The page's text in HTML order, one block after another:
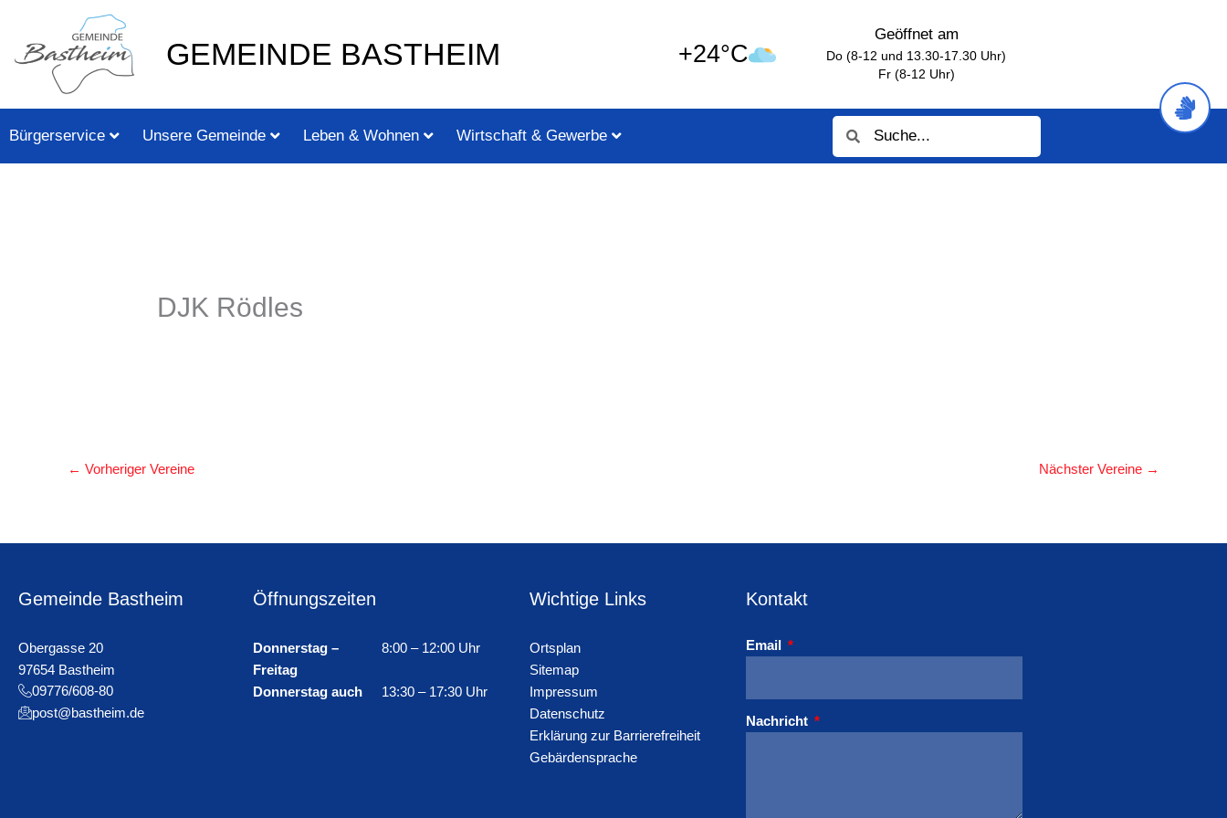
springen
GEMEINDE BASTHEIM +24°C
Geöffnet am
Do (8-12 und 13.30-17.30 Uhr)
Fr (8-12 Uhr)
Bürgerservice Unsere Gemeinde Leben & Wohnen Wirtschaft & Gewerbe
DJK Rödles
← Vorheriger Vereine Nächster Vereine →
Gemeinde Bastheim
Obergasse 20
97654 Bastheim
09776/608-80
post@bastheim.de
Öffnungszeiten
Donnerstag –
Freitag
8:00 – 12:00 Uhr
Donnerstag auch 13:30 – 17:30 Uhr
Wichtige Links
Ortsplan
Sitemap
Impressum
Datenschutz
Erklärung zur Barrierefreiheit
Gebärdensprache
Kontakt
Email
Nachricht